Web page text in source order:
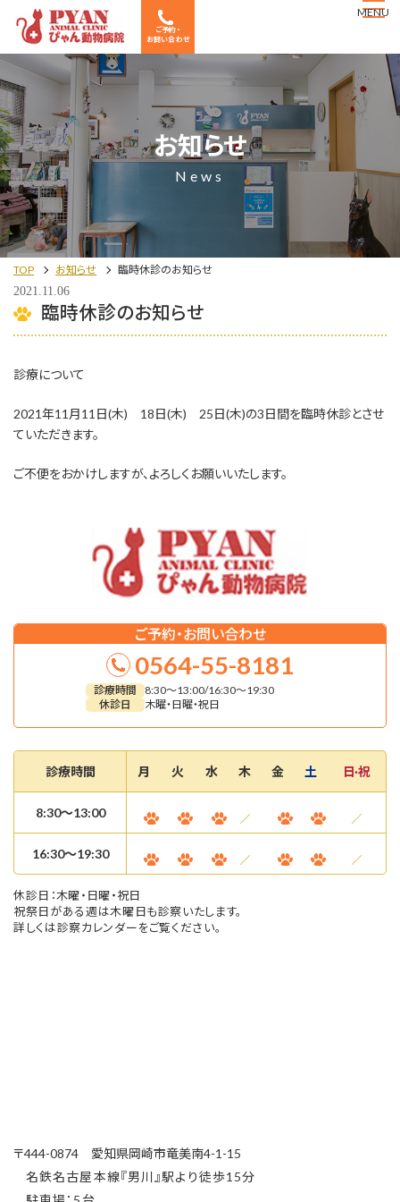
ご予約・
お問い合わせ
MENU
お知らせ
News
TOP お知らせ
臨時休診のお知らせ
2021.11.06
臨時休診のお知らせ
診療について
2021年11月11日(木) 18日(木) 25日(木)の3日間を臨時休診とさせ
ていただきます。
ご不便をおかけしますが、よろしくお願いいたします。
ご予約・お問い合わせ
0564-55-8181
診療時間
8:30～13:00/16:30～19:30
休診日
木曜・日曜・祝日
診療時間 月 火 水 木 金 土 日·祝
8:30〜13:00
16:30～19:30
休診日：木曜・日曜・祝日
祝祭日がある週は木曜日も診察いたします。
詳しくは診察カレンダーをご覧ください。
〒444-0874 愛知県岡崎市竜美南4-1-15
名鉄名古屋本線『男川』駅より徒歩15分